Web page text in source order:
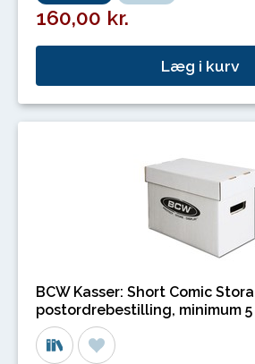
160,00 kr.
Læg i kurv
BCW Kasser: Short Comic
postordrebestilling, minimum